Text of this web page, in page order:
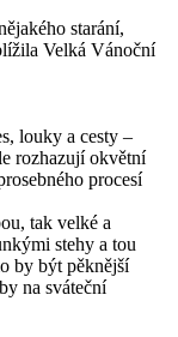
starání,
Velká Vánoční
louky a cesty –
rozhazují okvětní
procesí
tak velké a
stehy a tou
by být pěknější
na sváteční